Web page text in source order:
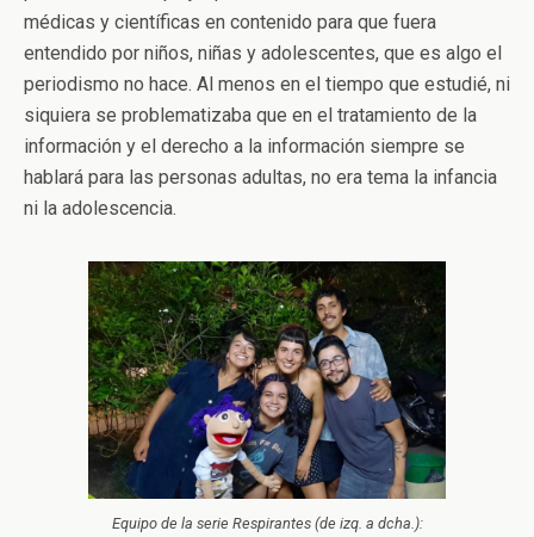
médicas y científicas en contenido para que fuera
entendido por niños, niñas y adolescentes, que es algo el
periodismo no hace. Al menos en el tiempo que estudié, ni
siquiera se problematizaba que en el tratamiento de la
información y el derecho a la información siempre se
hablará para las personas adultas, no era tema la infancia
ni la adolescencia.
Equipo de la serie Respirantes (de izq. a dcha.):